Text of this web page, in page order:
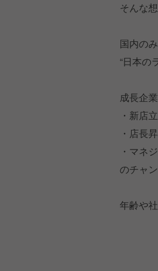
そんな
国内の
“日本の
成長企
・新店
・店長
・マネ
のチャ
年齢や